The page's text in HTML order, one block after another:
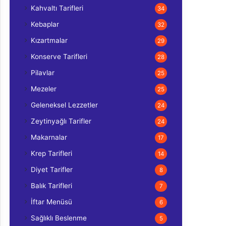
Kahvaltı Tarifleri 34
Kebaplar 32
Kızartmalar 29
Konserve Tarifleri 28
Pilavlar 25
Mezeler 25
Geleneksel Lezzetler 24
Zeytinyağlı Tarifler 24
Makarnalar 17
Krep Tarifleri 14
Diyet Tarifler 8
Balık Tarifleri 7
İftar Menüsü 6
Sağlıklı Beslenme 5